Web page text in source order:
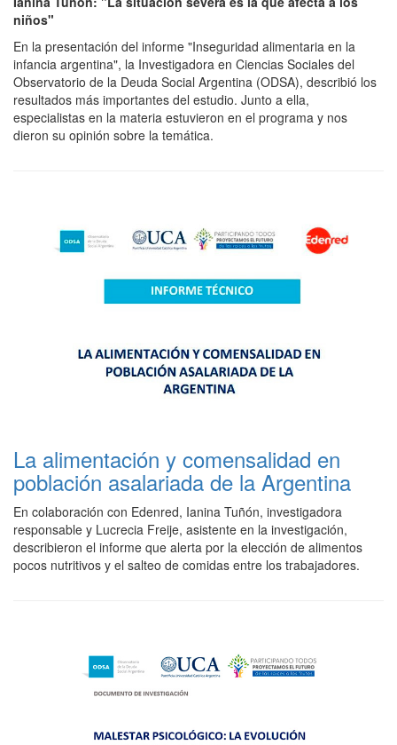
niños"
En la presentación del informe "Inseguridad alimentaria en la
infancia argentina", la Investigadora en Ciencias Sociales del
Observatorio de la Deuda Social Argentina (ODSA), describió los
resultados más importantes del estudio. Junto a ella,
especialistas en la materia estuvieron en el programa y nos
dieron su opinión sobre la temática.
La alimentación y comensalidad en
población asalariada de la Argentina
En colaboración con Edenred, Ianina Tuñón, investigadora
responsable y Lucrecia Freije, asistente en la investigación,
describieron el informe que alerta por la elección de alimentos
pocos nutritivos y el salteo de comidas entre los trabajadores.